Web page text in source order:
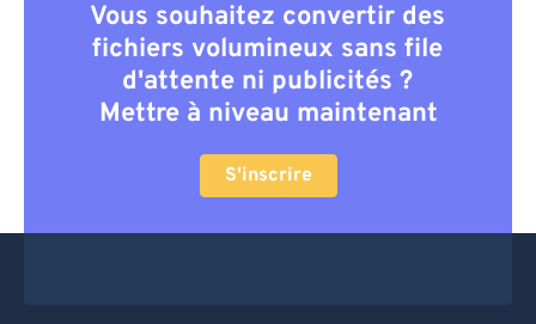
Vous souhaitez convertir des
fichiers volumineux sans file
d'attente ni publicités ?
Mettre à niveau maintenant
S'inscrire